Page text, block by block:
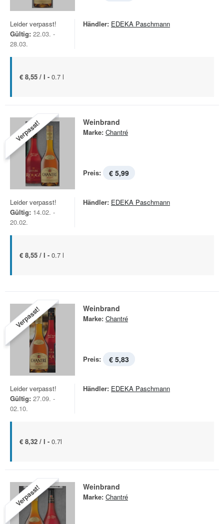
Leider verpasst!
Gültig: 22.03. -
28.03.
Händler: EDEKA Paschmann
€ 8,55 / l - 0.7 l
Verpasst! Weinbrand
Marke: Chantré
Preis: € 5,99
Leider verpasst!
Gültig: 14.02. -
20.02.
Händler: EDEKA Paschmann
€ 8,55 / l - 0.7 l
Verpasst! Weinbrand
Marke: Chantré
Preis: € 5,83
Leider verpasst!
Gültig: 27.09. -
02.10.
Händler: EDEKA Paschmann
€ 8,32 / l - 0.7l
Verpasst! Weinbrand
Marke: Chantré